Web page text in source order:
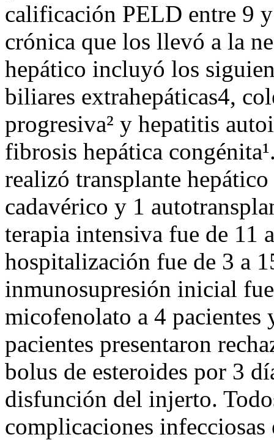
calificación PELD entre 9
crónica que los llevó a la
hepático incluyó los
biliares extrahepáticas4,
progresiva² y hepatitis
fibrosis hepática
realizó transplante
cadavérico y 1
terapia intensiva fue de 11
hospitalización fue de 3 a
inmunosupresión inicial
micofenolato a 4
pacientes presentaron
bolus de esteroides por 3
disfunción del injerto.
complicaciones